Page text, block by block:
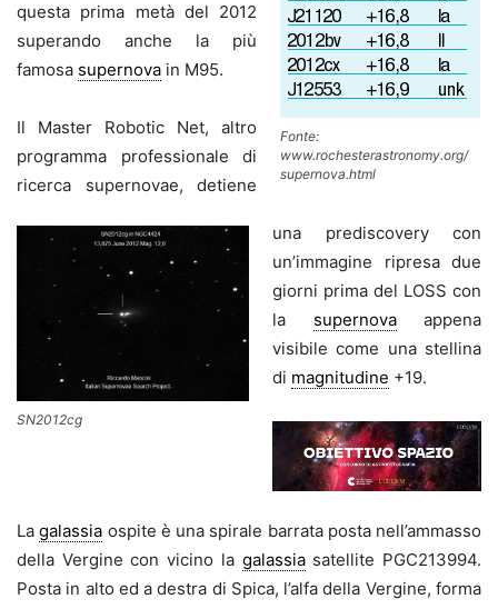
Fonte:
www.rochesterastronomy.org/
supernova.html
questa prima metà del 2012
superando anche la più
famosa supernova in M95.
SN2012cg
Il Master Robotic Net, altro
programma professionale di
ricerca supernovae, detiene
una prediscovery con
un’immagine ripresa due
giorni prima del LOSS con
la supernovaappena
visibile come una stellina
di magnitudine +19.
Lagalassia ospite è una spirale barrata posta nell’ammasso
della Vergine con vicino la galassiasatellite PGC213994.
Posta in alto ed a destra di Spica, l’alfa della Vergine, forma